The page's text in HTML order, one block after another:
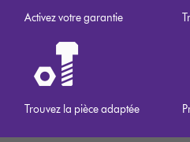
Activez votre garantie
Trouvez la pièce adaptée